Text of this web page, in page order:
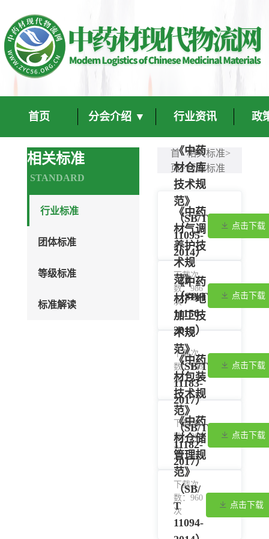
首页 分会介绍 ▼ 行业资讯 政
相关标准
STANDARD
行业标准
团体标准
等级标准
标准解读
首
页>
相关标准>
行业标准
《中药
材仓库
技术规
范》
（SB/T
11095-
2014）
下载次
数：986
次
点击下载
《中药
材气调
养护技
术规
范》
（SB/T
11150-
2015）
下载次
数：998
次
点击下载
《中药
材产地
加工技
术规
范》
（SB/T
11183-
2017）
下载次
数：960
次
点击下载
《中药
材包装
技术规
范》
（SB/T
11182-
2017）
下载次
数：960
次
点击下载
《中药
材仓储
管理规
范》
（SB/
T
11094-
点击下载